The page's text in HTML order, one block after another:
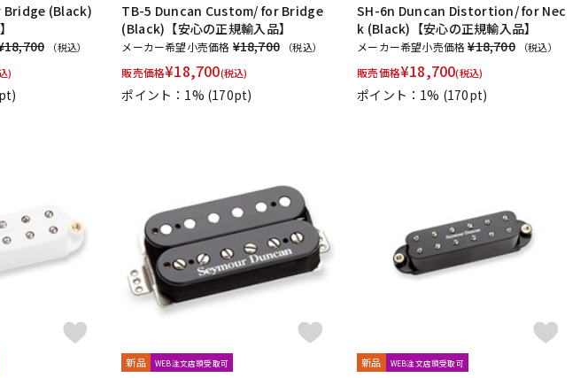
Bridge (Black)
（税込）
)
TB-5 Duncan Custom/ for Bridge
(Black)【安心の正規輸入品】
メーカー希望小売価格 ¥18,700 （税込）
販売価格¥18,700(税込)
ポイント：1% (170pt)
SH-6n Duncan Distortion/ for Nec
k (Black)【安心の正規輸入品】
メーカー希望小売価格¥18,700 （税込）
販売価格¥18,700(税込)
ポイント：1% (170pt)
新品 WEB注文店頭受取可 新品 WEB注文店頭受取可